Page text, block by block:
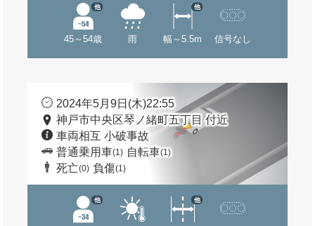
45～54歳
他
雨 幅～5.5m
他
信号なし
2024年5月9日(木)22:55
神戸市中央区琴ノ緒町五丁目 付近
車両相互 小破事故
普通乗用車(1) 自転車(1)
死亡(0) 負傷(1)
他 他